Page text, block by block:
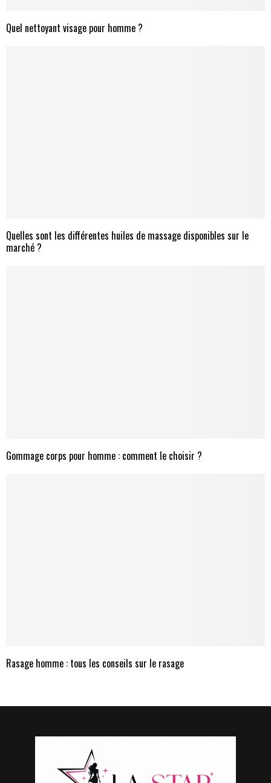
Quel nettoyant visage pour homme ?
Quelles sont les différentes huiles de massage disponibles sur le
marché ?
Gommage corps pour homme : comment le choisir ?
Rasage homme : tous les conseils sur le rasage